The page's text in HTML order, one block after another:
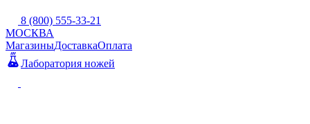
8 (800) 555-33-21
МОСКВА
МагазиныДоставкаОплата
Лаборатория ножей